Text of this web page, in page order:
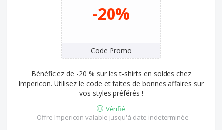
-20%
Code Promo
Bénéficiez de -20 % sur les t-shirts en soldes chez
Impericon. Utilisez le code et faites de bonnes affaires sur
vos styles préférés !
Vérifié
- Offre Impericon valable jusqu'à date indeterminée